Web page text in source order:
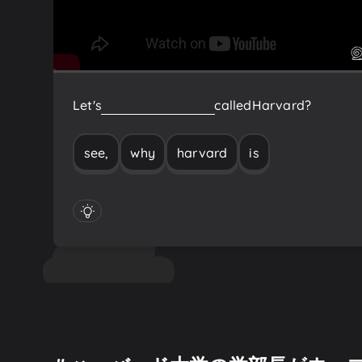
Let's HarvardcalledHarvard?
see, why harvard is